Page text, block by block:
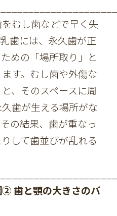
むし歯などで早く失
歯には、永久歯が正
めの「場所取り」と
す。むし歯や外傷な
、そのスペースに周
歯が生える場所がな
の結果、歯が重なっ
して歯並びが乱れる
歯と顎の大きさのバ